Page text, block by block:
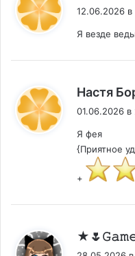
12.06.2026 в
Я везде
Настя
01.06.2026 в
Я фея
{Приятное
+